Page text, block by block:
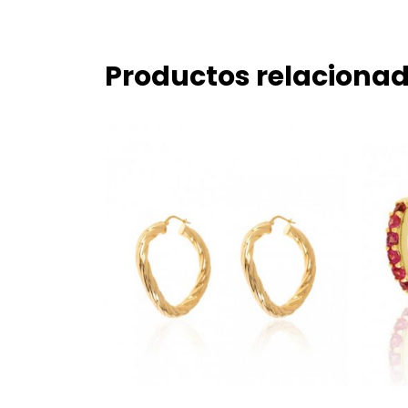
Productos